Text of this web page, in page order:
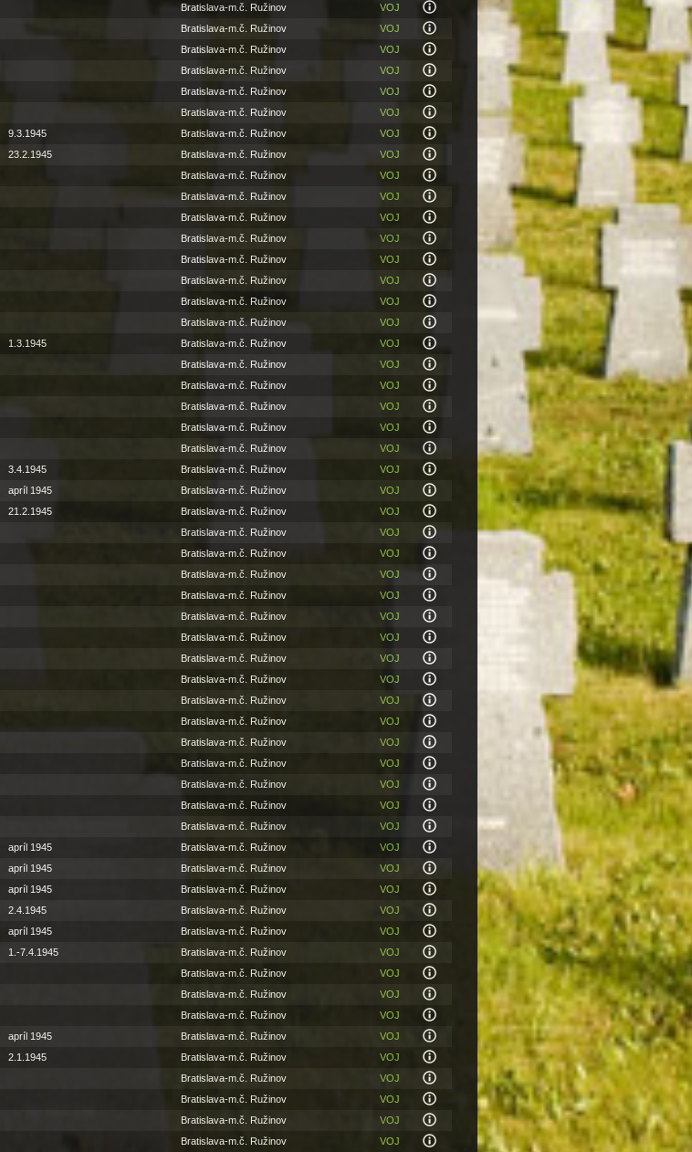
Bratislava-m.č. Ružinov
VOJ
Bratislava-m.č. Ružinov
VOJ
Bratislava-m.č. Ružinov
VOJ
Bratislava-m.č. Ružinov
VOJ
Bratislava-m.č. Ružinov
VOJ
Bratislava-m.č. Ružinov
VOJ
9.3.1945 Bratislava-m.č. Ružinov
VOJ
23.2.1945 Bratislava-m.č. Ružinov
VOJ
Bratislava-m.č. Ružinov
VOJ
Bratislava-m.č. Ružinov
VOJ
Bratislava-m.č. Ružinov
VOJ
Bratislava-m.č. Ružinov
VOJ
Bratislava-m.č. Ružinov
VOJ
Bratislava-m.č. Ružinov
VOJ
Bratislava-m.č. Ružinov
VOJ
Bratislava-m.č. Ružinov
VOJ
1.3.1945 Bratislava-m.č. Ružinov
VOJ
Bratislava-m.č. Ružinov
VOJ
Bratislava-m.č. Ružinov
VOJ
Bratislava-m.č. Ružinov
VOJ
Bratislava-m.č. Ružinov
VOJ
Bratislava-m.č. Ružinov
VOJ
3.4.1945 Bratislava-m.č. Ružinov
VOJ
apríl 1945 Bratislava-m.č. Ružinov
VOJ
21.2.1945 Bratislava-m.č. Ružinov
VOJ
Bratislava-m.č. Ružinov
VOJ
Bratislava-m.č. Ružinov
VOJ
Bratislava-m.č. Ružinov
VOJ
Bratislava-m.č. Ružinov
VOJ
Bratislava-m.č. Ružinov
VOJ
Bratislava-m.č. Ružinov
VOJ
Bratislava-m.č. Ružinov
VOJ
Bratislava-m.č. Ružinov
VOJ
Bratislava-m.č. Ružinov
VOJ
Bratislava-m.č. Ružinov
VOJ
Bratislava-m.č. Ružinov
VOJ
Bratislava-m.č. Ružinov
VOJ
Bratislava-m.č. Ružinov
VOJ
Bratislava-m.č. Ružinov
VOJ
Bratislava-m.č. Ružinov
VOJ
apríl 1945 Bratislava-m.č. Ružinov
VOJ
apríl 1945 Bratislava-m.č. Ružinov
VOJ
apríl 1945 Bratislava-m.č. Ružinov
VOJ
2.4.1945 Bratislava-m.č. Ružinov
VOJ
apríl 1945 Bratislava-m.č. Ružinov
VOJ
1.-7.4.1945 Bratislava-m.č. Ružinov
VOJ
Bratislava-m.č. Ružinov
VOJ
Bratislava-m.č. Ružinov
VOJ
Bratislava-m.č. Ružinov
VOJ
apríl 1945 Bratislava-m.č. Ružinov
VOJ
2.1.1945 Bratislava-m.č. Ružinov
VOJ
Bratislava-m.č. Ružinov
VOJ
Bratislava-m.č. Ružinov
VOJ
Bratislava-m.č. Ružinov
VOJ
Bratislava-m.č. Ružinov VOJ